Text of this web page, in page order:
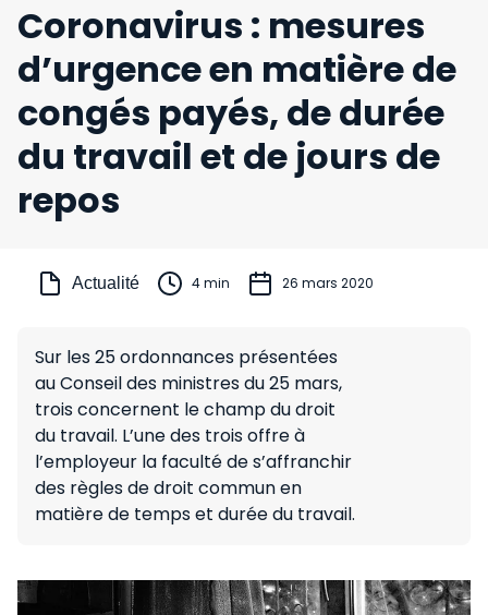
Coronavirus : mesures
d’urgence en matière de
congés payés, de durée
du travail et de jours de
repos
Actualité 4 min 26 mars 2020
Sur les 25 ordonnances présentées
au Conseil des ministres du 25 mars,
trois concernent le champ du droit
du travail. L’une des trois offre à
l’employeur la faculté de s’affranchir
des règles de droit commun en
matière de temps et durée du travail.